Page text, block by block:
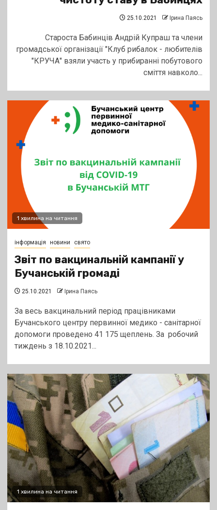
25.10.2021 Ірина Паясь
Староста Бабинців Андрій Купраш та члени
громадської організації "Клуб рибалок - любителів
"КРУЧА" взяли участь у прибиранні побутового
сміття навколо...
1 хвилина на читання
інформація новини свято
Звіт по вакцинальній кампанії у
Бучанській громаді
25.10.2021 Ірина Паясь
За весь вакцинальний період працівниками
Бучанського центру первинної медико - санітарної
допомоги проведено 41 175 щеплень. За робочий
тиждень з 18.10.2021...
1 хвилина на читання